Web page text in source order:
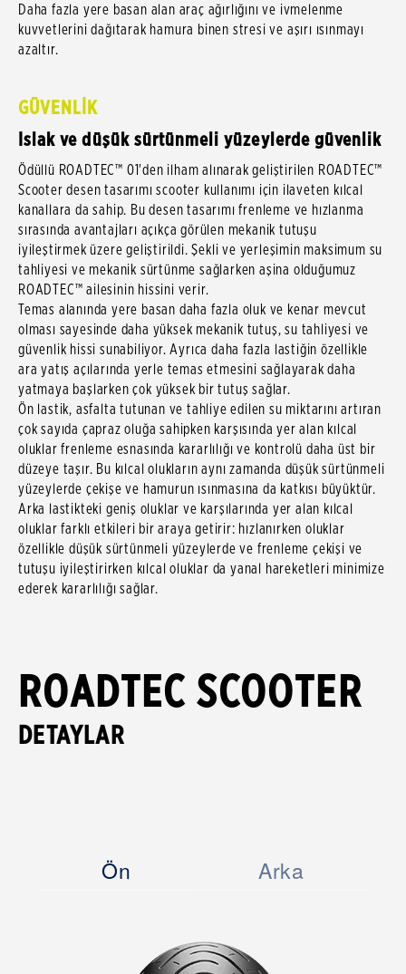
Daha fazla yere basan alan araç ağırlığını ve ivmelenme
kuvvetlerini dağıtarak hamura binen stresi ve aşırı ısınmayı
azaltır.
GÜVENLİK
Islak ve düşük sürtünmeli yüzeylerde güvenlik
Ödüllü ROADTEC™ 01'den ilham alınarak geliştirilen ROADTEC™
Scooter desen tasarımı scooter kullanımı için ilaveten kılcal
kanallara da sahip. Bu desen tasarımı frenleme ve hızlanma
sırasında avantajları açıkça görülen mekanik tutuşu
iyileştirmek üzere geliştirildi. Şekli ve yerleşimin maksimum su
tahliyesi ve mekanik sürtünme sağlarken aşina olduğumuz
ROADTEC™ ailesinin hissini verir.
Temas alanında yere basan daha fazla oluk ve kenar mevcut
olması sayesinde daha yüksek mekanik tutuş, su tahliyesi ve
güvenlik hissi sunabiliyor. Ayrıca daha fazla lastiğin özellikle
ara yatış açılarında yerle temas etmesini sağlayarak daha
yatmaya başlarken çok yüksek bir tutuş sağlar.
Ön lastik, asfalta tutunan ve tahliye edilen su miktarını artıran
çok sayıda çapraz oluğa sahipken karşısında yer alan kılcal
oluklar frenleme esnasında kararlılığı ve kontrolü daha üst bir
düzeye taşır. Bu kılcal olukların aynı zamanda düşük sürtünmeli
yüzeylerde çekişe ve hamurun ısınmasına da katkısı büyüktür.
Arka lastikteki geniş oluklar ve karşılarında yer alan kılcal
oluklar farklı etkileri bir araya getirir: hızlanırken oluklar
özellikle düşük sürtünmeli yüzeylerde ve frenleme çekişi ve
tutuşu iyileştirirken kılcal oluklar da yanal hareketleri minimize
ederek kararlılığı sağlar.
ROADTEC SCOOTER
DETAYLAR
Ön Arka